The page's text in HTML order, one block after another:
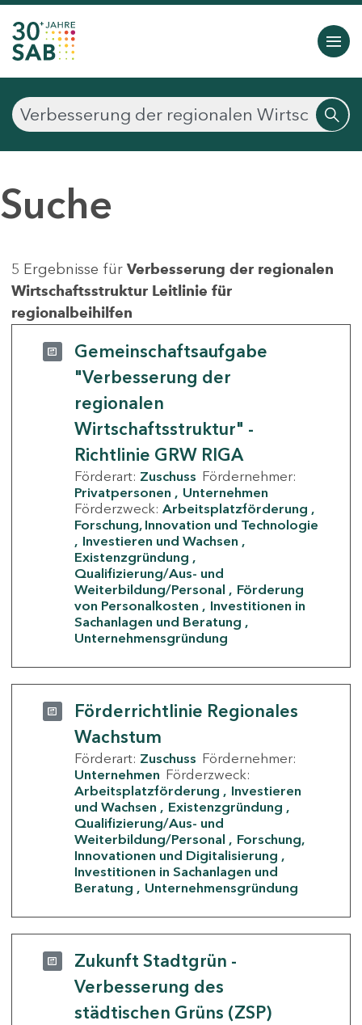
Suche
5 Ergebnisse für Verbesserung der regionalen
Wirtschaftsstruktur Leitlinie für
regionalbeihilfen
Gemeinschaftsaufgabe
"Verbesserung der
regionalen
Wirtschaftsstruktur" -
Richtlinie GRW RIGA
Förderart: Zuschuss Fördernehmer:
Privatpersonen
Unternehmen
Förderzweck: Arbeitsplatzförderung
Forschung, Innovation und Technologie
Investieren und Wachsen
Existenzgründung
Qualifizierung/Aus- und
Weiterbildung/Personal
Förderung
von Personalkosten
Investitionen in
Sachanlagen und Beratung
Unternehmensgründung
Förderrichtlinie Regionales
Wachstum
Förderart: Zuschuss Fördernehmer:
Unternehmen Förderzweck:
Arbeitsplatzförderung
Investieren
und Wachsen
Existenzgründung
Qualifizierung/Aus- und
Weiterbildung/Personal
Forschung,
Innovationen und Digitalisierung
Investitionen in Sachanlagen und
Beratung
Unternehmensgründung
Zukunft Stadtgrün -
Verbesserung des
städtischen Grüns (ZSP)